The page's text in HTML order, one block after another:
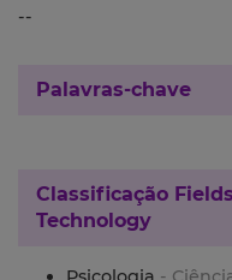
--
Palavras-chave
Classificação
Technology